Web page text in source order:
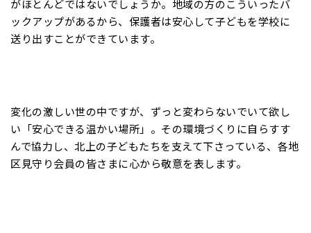
がほとんどではないでしょうか。地域の方のこういったバ
ックアップがあるから、保護者は安心して子どもを学校に
送り出すことができています。
変化の激しい世の中ですが、ずっと変わらないでいて欲し
い「安心できる温かい場所」。その環境づくりに自らすす
んで協力し、北上の子どもたちを支えて下さっている、各地
区見守り会員の皆さまに心から敬意を表します。